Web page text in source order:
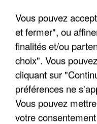
Vous pouvez
et fermer", ou
finalités et/ou
choix". Vous
cliquant sur
préférences ne
Vous pouvez
votre